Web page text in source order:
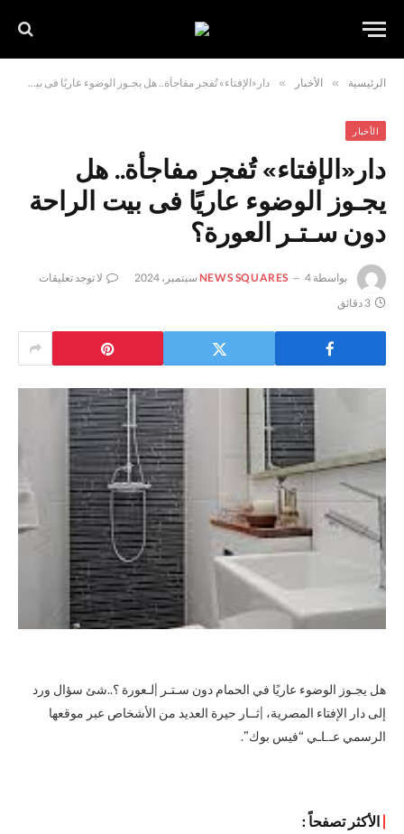
الرئيسية » الأخبار » دار«الإفتاء» تُفجر مفاجأة.. هل يجـوز الوضوء عاريًا فى بيت الراحة دون سـتـر العورة؟
الأخبار
دار«الإفتاء» تُفجر مفاجأة.. هل
يجـوز الوضوء عاريًا فى بيت الراحة
دون سـتـر العورة؟
بواسطة NEWS SQUARES 4 سبتمبر، 2024
لا توجد تعليقات
3 دقائق
هل يجـوز الوضوء عاريًا في الحمام دون سـتـر |لـعورة ؟..شئ سؤال ورد
إلى دار الإفتاء المصرية، |ثــار حيرة العديد من الأشخاص عبر موقعها
الرسمي عـLـي “فيس بوك”.
الأكثر تصفحاً :